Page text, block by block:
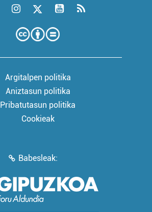
Argitalpen politika
Aniztasun politika
Pribatutasun politika
Cookieak
Babesleak: